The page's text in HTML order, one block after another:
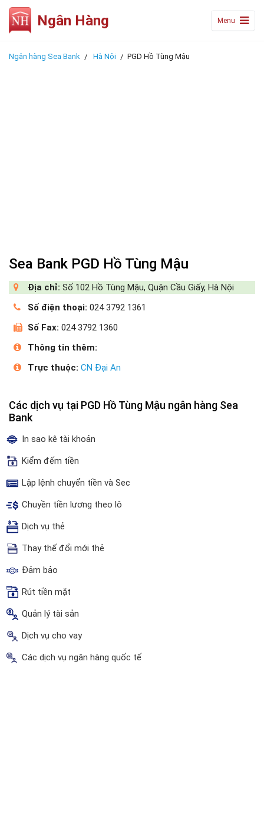
Ngân Hàng Menu
Ngân hàng Sea Bank Hà Nội PGD Hồ Tùng Mậu
Sea Bank PGD Hồ Tùng Mậu
Địa chỉ: Số 102 Hồ Tùng Mậu, Quận Cầu Giấy, Hà Nội
Số điện thoại: 024 3792 1361
Số Fax: 024 3792 1360
Thông tin thêm:
Trực thuộc: CN Đại An
Các dịch vụ tại PGD Hồ Tùng Mậu ngân hàng Sea
Bank
In sao kê tài khoản
Kiểm đếm tiền
Lập lệnh chuyển tiền và Sec
Chuyền tiền lương theo lô
Dịch vụ thẻ
Thay thế đổi mới thẻ
Đảm bảo
Rút tiền mặt
Quản lý tài sản
Dịch vụ cho vay
Các dịch vụ ngân hàng quốc tế